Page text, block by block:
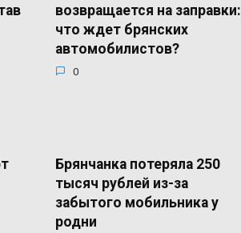
возвращается на заправки:
что ждет брянских
автомобилистов?
0
Брянчанка потеряла 250
тысяч рублей из-за
забытого мобильника у
родни